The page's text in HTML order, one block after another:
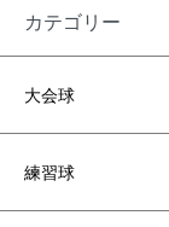
カテゴリー
大会球
練習球